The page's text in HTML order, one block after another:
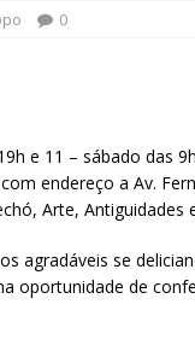
0
e 11 – sábado das
endereço a Av.
Arte, Antiguidades
agradáveis se
oportunidade de